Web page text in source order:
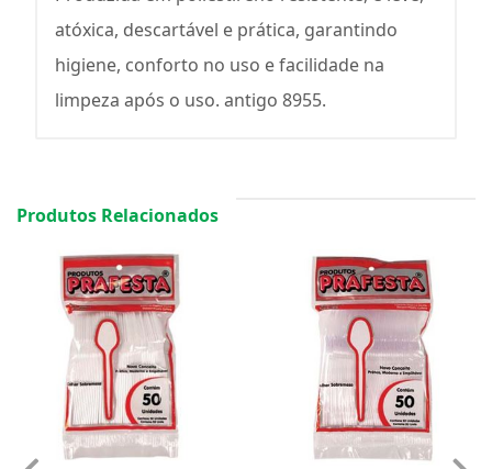
atóxica, descartável e prática, garantindo
higiene, conforto no uso e facilidade na
limpeza após o uso. antigo 8955.
Produtos Relacionados